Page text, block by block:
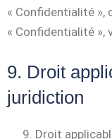
« Confidentialité »,
« Confidentialité »,
9. Droit
juridiction
Droit